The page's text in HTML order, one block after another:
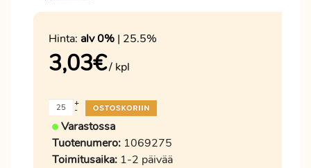
Hinta: alv 0% | 25.5%
3,03€/ kpl
-
+
Varastossa
Tuotenumero: 1069275
Toimitusaika: 1-2 päivää